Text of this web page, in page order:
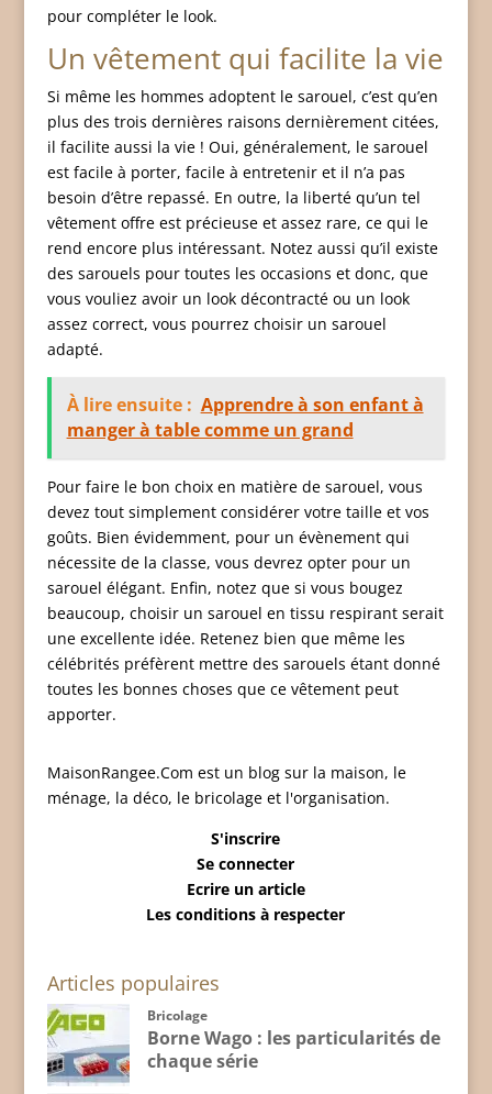
pour compléter le look.
Un vêtement qui facilite la vie
Si même les hommes adoptent le sarouel, c’est qu’en
plus des trois dernières raisons dernièrement citées,
il facilite aussi la vie ! Oui, généralement, le sarouel
est facile à porter, facile à entretenir et il n’a pas
besoin d’être repassé. En outre, la liberté qu’un tel
vêtement offre est précieuse et assez rare, ce qui le
rend encore plus intéressant. Notez aussi qu’il existe
des sarouels pour toutes les occasions et donc, que
vous vouliez avoir un look décontracté ou un look
assez correct, vous pourrez choisir un sarouel
adapté.
À lire ensuite : Apprendre à son enfant à
manger à table comme un grand
Pour faire le bon choix en matière de sarouel, vous
devez tout simplement considérer votre taille et vos
goûts. Bien évidemment, pour un évènement qui
nécessite de la classe, vous devrez opter pour un
sarouel élégant. Enfin, notez que si vous bougez
beaucoup, choisir un sarouel en tissu respirant serait
une excellente idée. Retenez bien que même les
célébrités préfèrent mettre des sarouels étant donné
toutes les bonnes choses que ce vêtement peut
apporter.
MaisonRangee.Com est un blog sur la maison, le
ménage, la déco, le bricolage et l'organisation.
S'inscrire
Se connecter
Ecrire un article
Les conditions à respecter
Articles populaires
Bricolage
Borne Wago : les particularités de
chaque série